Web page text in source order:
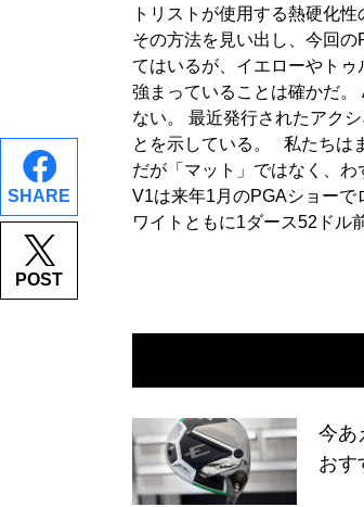
SHARE
POST
トリストが使用する熱硬化
その方法を見い出し、今回
てはいるが、イエローやト
強まっていることは確かだ
ない。 最近発行されたアク
とを示している。 私たちは
だが「マット」ではなく、
V1は来年1月のPGAショーで
ワイトともに1ダース52ドル
今あ
おす